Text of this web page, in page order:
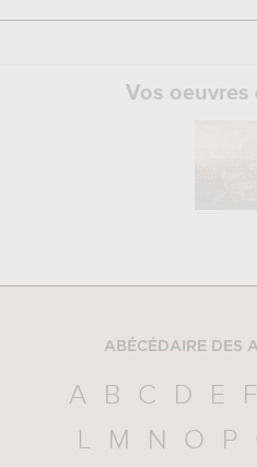
Vos
ABÉCÉDAIRE DES
A B C D E F
L
M N O P